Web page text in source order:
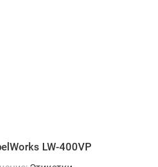
LW-400VP